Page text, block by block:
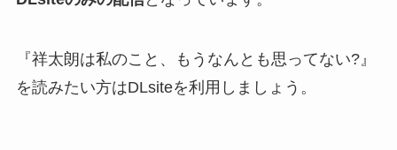
『祥太朗は私のこと、もうなんとも思ってない?』
を読みたい方はDLsiteを利用しましょう。